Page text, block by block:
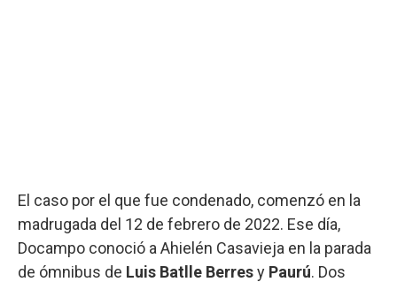
El caso por el que fue condenado, comenzó en la
madrugada del 12 de febrero de 2022. Ese día,
Docampo conoció a Ahielén Casavieja en la parada
de ómnibus de Luis Batlle Berresy Paurú. Dos